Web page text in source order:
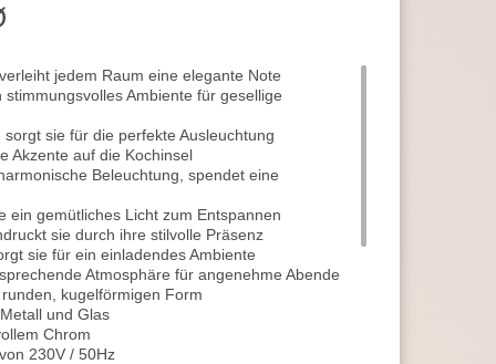
jedem Raum eine elegante Note
Ambiente für gesellige
sie für die perfekte Ausleuchtung
Akzente auf die Kochinsel
Beleuchtung, spendet eine
ein gemütliches Licht zum Entspannen
sie durch ihre stilvolle Präsenz
sie für ein einladendes Ambiente
Atmosphäre für angenehme Abende
kugelförmigen Form
und Glas
Chrom
230V / 50Hz